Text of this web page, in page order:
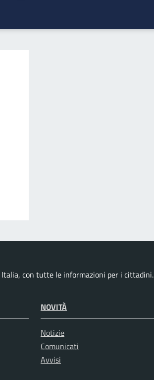
Italia, con tutte le informazioni per i cittadini.
NOVITÀ
Notizie
Comunicati
Avvisi